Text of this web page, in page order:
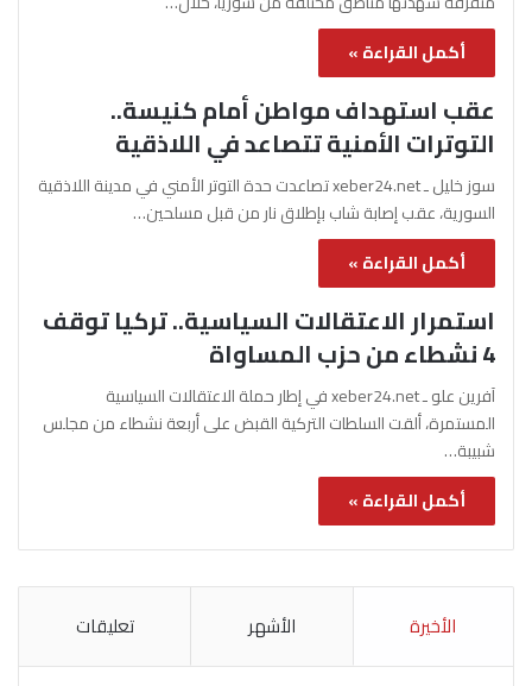
أكمل القراءة »
عقب استهداف مواطن أمام كنيسة..
التوترات الأمنية تتصاعد في اللاذقية
سوز خليل ـ xeber24.net تصاعدت حدة التوتر الأمني في مدينة اللاذقية
السورية، عقب إصابة شاب بإطلاق نار من قبل مسلحين…
أكمل القراءة »
استمرار الاعتقالات السياسية.. تركيا توقف
4 نشطاء من حزب المساواة
آفرين علو ـ xeber24.net في إطار حملة الاعتقالات السياسية
المستمرة، ألقت السلطات التركية القبض على أربعة نشطاء من مجلس
شبيبة…
أكمل القراءة »
الأخيرة الأشهر تعليقات